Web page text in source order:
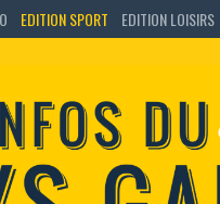
EDITION SPORT EDITION LOISIRS